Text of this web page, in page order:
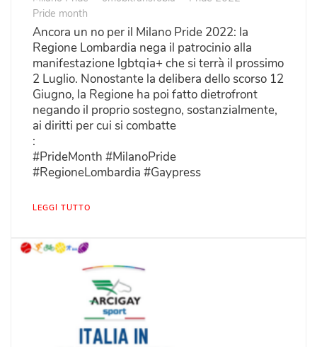
Pride month
Ancora un no per il Milano Pride 2022: la
Regione Lombardia nega il patrocinio alla
manifestazione lgbtqia+ che si terrà il prossimo
2 Luglio. Nonostante la delibera dello scorso 12
Giugno, la Regione ha poi fatto dietrofront
negando il proprio sostegno, sostanzialmente,
ai diritti per cui si combatte
:
#PrideMonth #MilanoPride
#RegioneLombardia #Gaypress
LEGGI TUTTO